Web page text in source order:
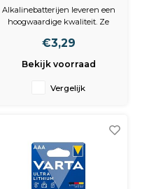
1,5 V / 4 stuks /
Blister
Alkalinebatterijen leveren een
hoogwaardige kwaliteit. Ze
dagelijks gebruik, bijvoorbeeld
diverse elektrische apparaten,
€3,29
Bekijk voorraad
Vergelijk